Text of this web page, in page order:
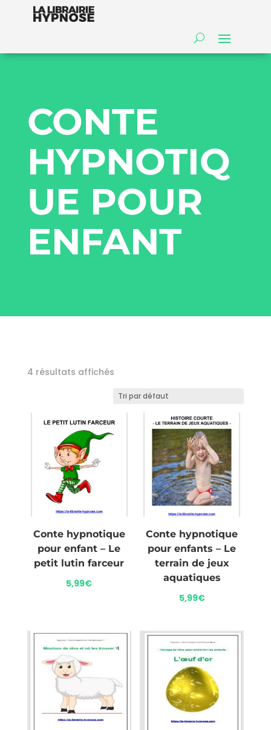
CONTE
HYPNOTIQ
UE POUR
ENFANT
4 résultats affichés
Conte hypnotique
pour enfant – Le
petit lutin farceur
5,99€
Conte hypnotique
pour enfants – Le
terrain de jeux
aquatiques
5,99€